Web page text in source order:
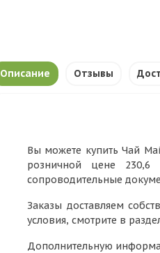
Описание Отзывы
Вы можете купить Чай
розничной цене
сопроводительные
Заказы доставляем
условия, смотрите в
Дополнительную